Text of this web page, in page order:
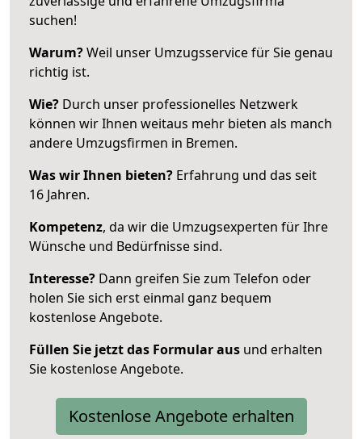
suchen!
Warum?Weil unser Umzugsservice für Sie genau
richtig ist.
Wie? Durch unser professionelles Netzwerk
können wir Ihnen weitaus mehr bieten als manch
andere Umzugsfirmen in Bremen.
Was wir Ihnen bieten? Erfahrung und das seit
16 Jahren.
Kompetenz, da wir die Umzugsexperten für Ihre
Wünsche und Bedürfnisse sind.
Interesse? Dann greifen Sie zum Telefon oder
holen Sie sich erst einmal ganz bequem
kostenlose Angebote.
Füllen Sie jetzt das Formular aus und erhalten
Sie kostenlose Angebote.
Kostenlose Angebote erhalten